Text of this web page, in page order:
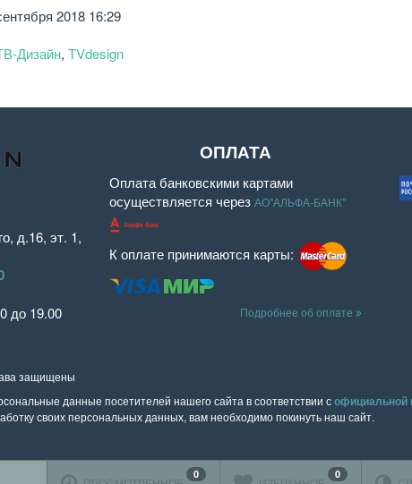
0
0
2018 16:29
Дизайн, TVdesign
д.16, эт. 1,
до 19.00
ОПЛАТА
Оплата банковскими картами
осуществляется черезАО"АЛЬФА-БАНК"
К оплате принимаются карты:
Подробнее об оплате
защищены
данные посетителей нашего сайта в соответствии софициальной
своих персональных данных, вам необходимо покинуть наш сайт.